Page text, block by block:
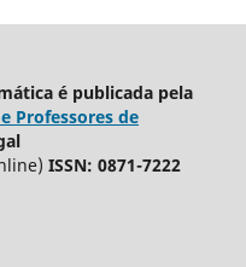
é publicada pela
Professores de
ISSN: 0871-7222